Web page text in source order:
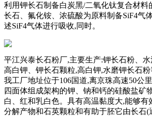
利用钾长石制备白炭黑/二氧化钛复合材料
长石、氟化铵、浓硫酸为原料制备SiF4气
述SiF4气体进行吸收,同时。
平江兴泰长石粉厂,主要生产:钾长石粉、水
高白钾、钾长石颗粒,高白钾,水磨钾长石粉
我工厂地址位于106国道,离京珠高速50公
四面体组成架构的钾、钠和钙的硅酸盐矿
白、红和乳白色。具有高温黏度大,能够有
分解产物和石英颗粒和有助于胚它由长石(